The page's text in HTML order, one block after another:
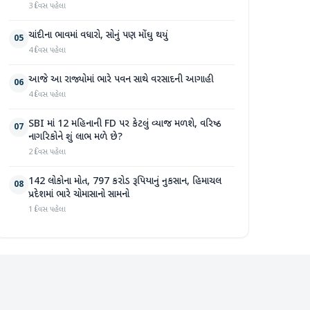
3 દિવસ પહેલા
05 ચાંદીના ભાવમાં વધારો, સોનું પણ મોંઘુ થયું
4 દિવસ પહેલા
06 આજે આ રાજ્યોમાં ભારે પવન સાથે વરસાદની આગાહી
4 દિવસ પહેલા
07 SBI માં 12 મહિનાની FD પર કેટલું વ્યાજ મળશે, વરિષ્ઠ
નાગરિકોને શું લાભ મળે છે?
2 દિવસ પહેલા
08 142 લોકોના મોત, 797 કરોડ રૂપિયાનું નુકસાન, હિમાચલ
પ્રદેશમાં ભારે ચોમાસાનો સામનો
1 દિવસ પહેલા